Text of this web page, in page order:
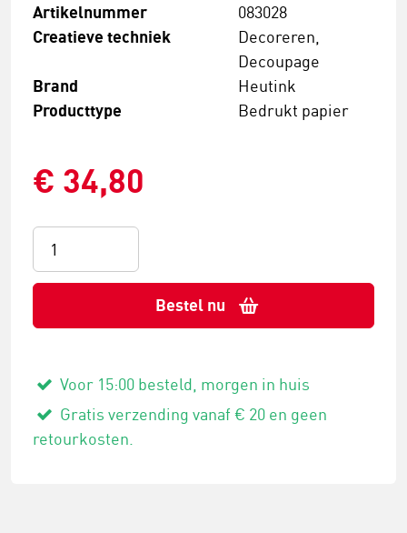
Artikelnummer 083028
Creatieve techniek
Decoreren,
Decoupage
Brand Heutink
Producttype Bedrukt papier
€ 34,80
Bestel nu
Voor 15:00 besteld, morgen in huis
Gratis verzending vanaf € 20 en geen
retourkosten.